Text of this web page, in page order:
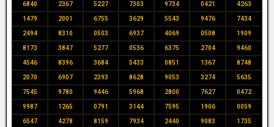
6840 2367 5227 7303 9734 0421 4263
1479 2001 6755 3629 5543 9476 7434
2494 8310 0503 6937 4069 0508 1909
8173 3847 5277 0536 6375 2704 9460
4546 8396 3684 5433 0851 1367 8748
2070 6907 2393 8628 9053 3274 5635
7545 9780 9446 5968 2800 7627 0472
9987 1265 0791 3144 7595 1906 0059
6547 4278 8159 7934 2440 9083 1735